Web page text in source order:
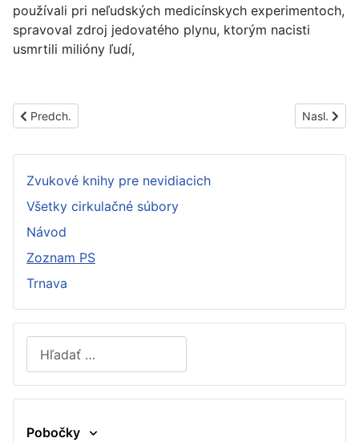
používali pri neľudských medicínskych experimentoch,
spravoval zdroj jedovatého plynu, ktorým nacisti
usmrtili milióny ľudí,
Predchádzajúci článok: PS1302A
Predch. Nasl.
Zvukové knihy pre nevidiacich
Všetky cirkulačné súbory
Návod
Zoznam PS
Trnava
Hľadať
Type 2 or more characters for results.
Pobočky